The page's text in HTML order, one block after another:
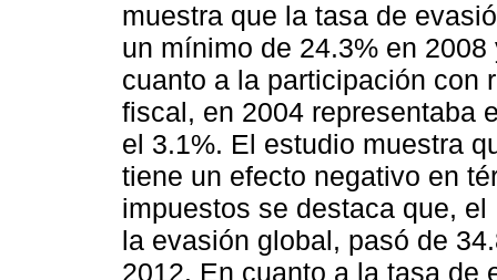
muestra que la tasa de
un mínimo de 24.3% en
cuanto a la participación con
fiscal, en 2004 representaba
el 3.1%. El estudio muestra
tiene un efecto negativo en
impuestos se destaca que,
la evasión global, pasó de
2012. En cuanto a la tasa de